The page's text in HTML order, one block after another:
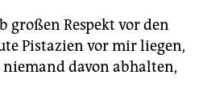
großen Respekt vor den
Pistazien vor mir liegen,
davon abhalten,